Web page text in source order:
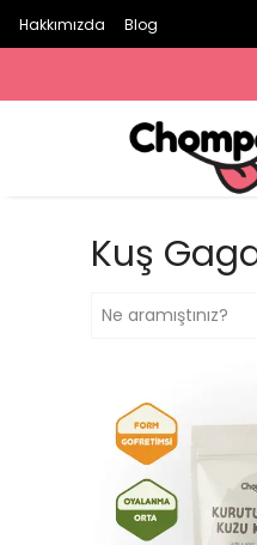
Hakkımızda Blog
Kuş